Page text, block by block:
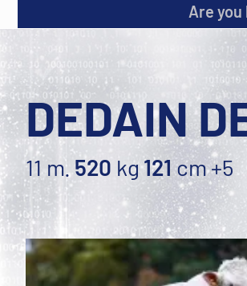
Are
DEDAIN
11 m.520 kg 121 cm+5